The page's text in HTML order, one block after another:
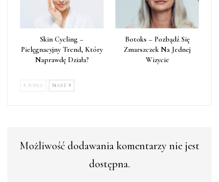
Skin Cycling –
Pielęgnacyjny Trend, Który
Naprawdę Działa?
Botoks – Pozbądź Się
Zmarszczek Na Jednej
Wizycie
POPRZ NAST
Możliwość dodawania komentarzy nie jest
dostępna.